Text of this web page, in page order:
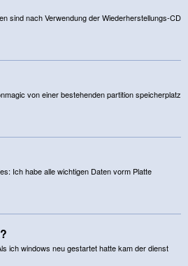
sind nach Verwendung der Wiederherstellungs-CD
von einer bestehenden partition speicherplatz
Ich habe alle wichtigen Daten vorm Platte
ich windows neu gestartet hatte kam der dienst